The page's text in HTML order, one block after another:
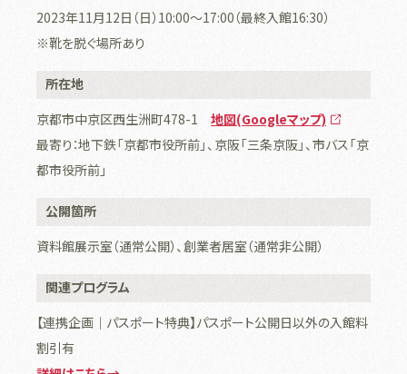
2023年11月12日（日）10:00〜17:00（最終入館16:30）
※靴を脱ぐ場所あり
所在地
京都市中京区西生洲町478-1 地図(Googleマップ)
最寄り：地下鉄「京都市役所前」、京阪「三条京阪」、市バス「京
都市役所前」
公開箇所
資料館展示室（通常公開）、創業者居室（通常非公開）
関連プログラム
【連携企画│パスポート特典】パスポート公開日以外の入館料
割引有